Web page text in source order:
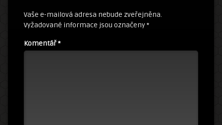
Vaše e-mailová adresa nebude zveřejněna.
Vyžadované informace jsou označeny*
Komentář*